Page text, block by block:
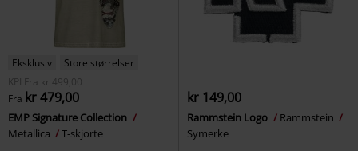
Eksklusiv
Store størrelser
KPI
Fra kr 499,00
Fra kr 479,00
EMP Signature Collection
Metallica
T-skjorte
kr 149,00
Rammstein Logo
Rammstein
Symerke